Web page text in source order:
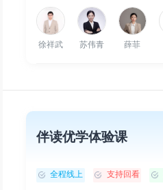
徐祥武 苏伟青 薛菲
伴读优学体验课
全程线上 支持回看